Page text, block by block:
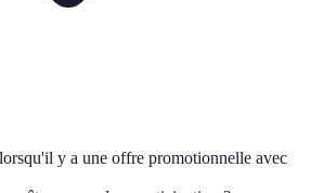
y a une offre promotionnelle avec